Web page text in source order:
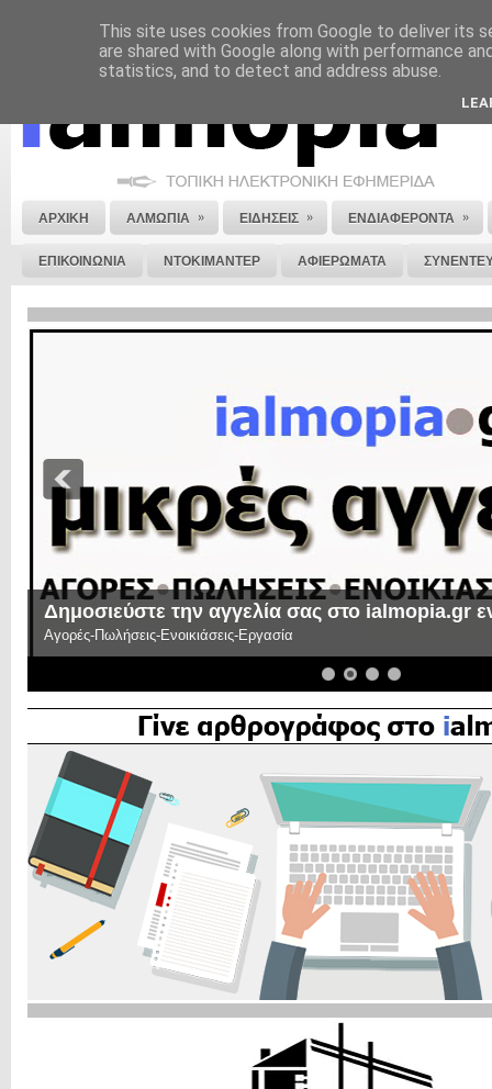
ΝΟΜΙΚΗ ΣΗΜΕΙΩΣΗ ΔΙΑΦΗΜΙΣΗ ΕΠΙΚΟΙΝΩΝΙΑ ΣΤΕΙΛΕ ΜΑΣ
ΑΡΧΙΚΗ ΑΛΜΩΠΙΑ » ΕΙΔΗΣΕΙΣ » ΕΝΔΙΑΦΕΡΟΝΤΑ »
ΕΠΙΚΟΙΝΩΝΙΑ ΝΤΟΚΙΜΑΝΤΕΡ ΑΦΙΕΡΩΜΑΤΑ
Δημοσιεύστε την αγγελία σας στο ialmopia.gr
Αγορές-Πωλήσεις-Ενοικιάσεις-Εργασία
This site uses cookies from Google to deliver its
are shared with Google along with performance
statistics, and to detect and address abuse.